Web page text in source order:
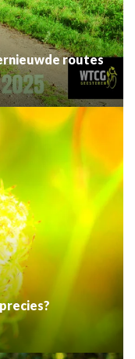
Heuvelen Classic met vernieuwde routes